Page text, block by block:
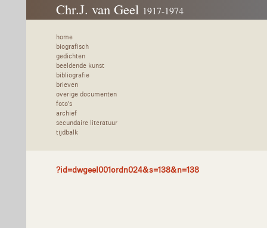
Chr.J. van Geel 1917-1974
home
biografisch
gedichten
beeldende kunst
bibliografie
brieven
overige documenten
foto's
archief
secundaire literatuur
tijdbalk
?id=dwgeel001ordn024&s=138&n=138